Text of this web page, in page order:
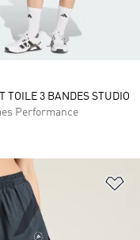
TOILE 3 BANDES STUDIO
Performance